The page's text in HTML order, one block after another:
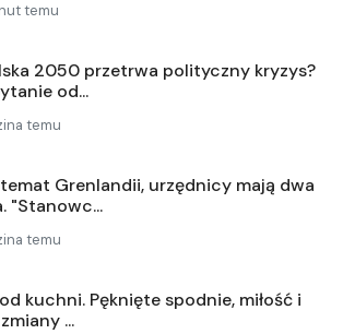
temu
2050 przetrwa polityczny kryzys?
od...
temu
Grenlandii, urzędnicy mają dwa
"Stanowc...
temu
kuchni. Pęknięte spodnie, miłość i
...